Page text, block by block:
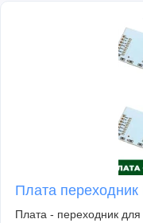
Плата
Плата - переходник